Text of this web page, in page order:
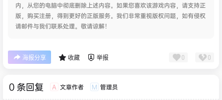
内，从您的电脑中彻底删除上述内容。如果您喜欢该游戏内容，请支持正
版，购买注册，得到更好的正版服务。我们非常重视版权问题，如有侵权
请邮件与我们联系处理。敬请谅解！
海报分享 收藏 举报 0 0
0 条回复 A 文章作者 M 管理员